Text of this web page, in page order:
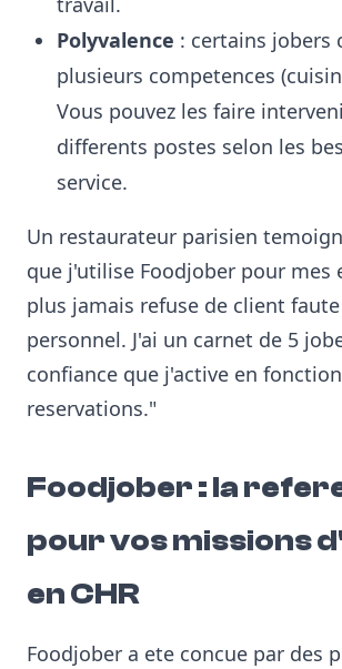
Polyvalence : certains jobers
plusieurs competences
Vous pouvez les faire
differents postes selon les
service.
Un restaurateur parisien
que j'utilise Foodjober pour mes
plus jamais refuse de client
personnel. J'ai un carnet de 5
confiance que j'active en
reservations."
Foodjober : la
pour vos missions
en CHR
Foodjober a ete concue par des